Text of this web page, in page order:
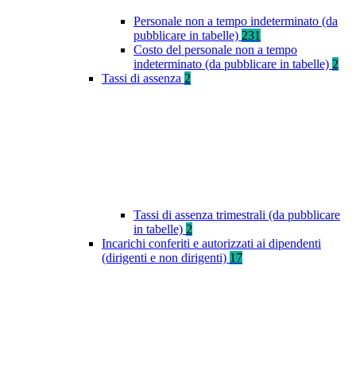
Personale non a tempo indeterminato (da
pubblicare in tabelle) 231
Costo del personale non a tempo
indeterminato (da pubblicare in tabelle) 2
Tassi di assenza 2
Tassi di assenza trimestrali (da pubblicare
in tabelle) 2
Incarichi conferiti e autorizzati ai dipendenti
(dirigenti e non dirigenti) 17